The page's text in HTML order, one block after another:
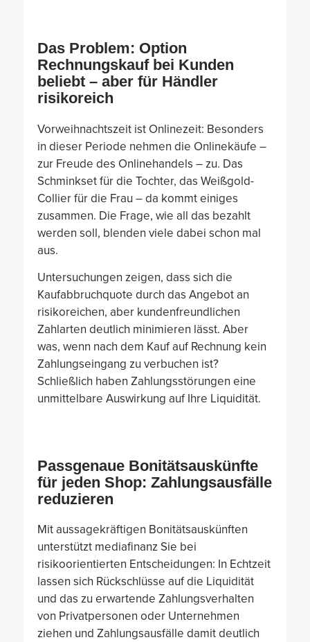
Das Problem: Option
Rechnungskauf bei Kunden
beliebt – aber für Händler
risikoreich
Vorweihnachtszeit ist Onlinezeit: Besonders
in dieser Periode nehmen die Onlinekäufe –
zur Freude des Onlinehandels – zu. Das
Schminkset für die Tochter, das Weißgold-
Collier für die Frau – da kommt einiges
zusammen. Die Frage, wie all das bezahlt
werden soll, blenden viele dabei schon mal
aus.
Untersuchungen zeigen, dass sich die
Kaufabbruchquote durch das Angebot an
risikoreichen, aber kundenfreundlichen
Zahlarten deutlich minimieren lässt. Aber
was, wenn nach dem Kauf auf Rechnung kein
Zahlungseingang zu verbuchen ist?
Schließlich haben Zahlungsstörungen eine
unmittelbare Auswirkung auf Ihre Liquidität.
Passgenaue Bonitätsauskünfte
für jeden Shop: Zahlungsausfälle
reduzieren
Mit aussagekräftigen Bonitätsauskünften
unterstützt mediafinanz Sie bei
risikoorientierten Entscheidungen: In Echtzeit
lassen sich Rückschlüsse auf die Liquidität
und das zu erwartende Zahlungsverhalten
von Privatpersonen oder Unternehmen
ziehen und Zahlungsausfälle damit deutlich